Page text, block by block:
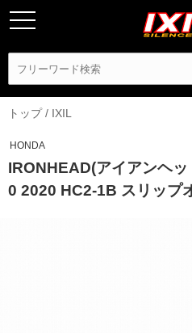
トップ/ IXIL
HONDA
IRONHEAD(アイアンヘ
0 2020 HC2-1B スリップ